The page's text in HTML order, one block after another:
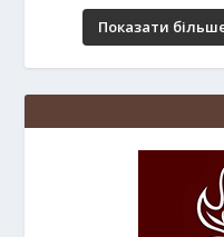
Показати